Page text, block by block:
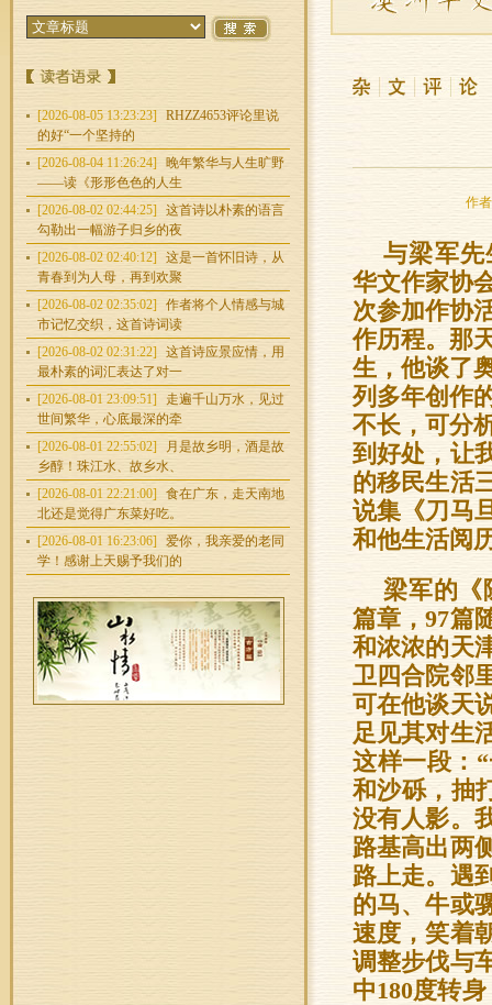
[2026-08-05 13:23:23]
RHZZ4653评论里说
的好“一个坚持的
[2026-08-04 11:26:24]
晚年繁华与人生旷野
——读《形形色色的人生
[2026-08-02 02:44:25]
这首诗以朴素的语言
勾勒出一幅游子归乡的夜
[2026-08-02 02:40:12]
这是一首怀旧诗，从
青春到为人母，再到欢聚
[2026-08-02 02:35:02]
作者将个人情感与城
市记忆交织，这首诗词读
[2026-08-02 02:31:22]
这首诗应景应情，用
最朴素的词汇表达了对一
[2026-08-01 23:09:51]
走遍千山万水，见过
世间繁华，心底最深的牵
[2026-08-01 22:55:02]
月是故乡明，酒是故
乡醇！珠江水、故乡水、
[2026-08-01 22:21:00]
食在广东，走天南地
北还是觉得广东菜好吃。
[2026-08-01 16:23:06]
爱你，我亲爱的老同
学！感谢上天赐予我们的
作
与梁军
华文作家协
次参加作协
作历程。那
生，他谈了
列多年创作
不长，可分
到好处，让
的移民生活
说集《刀马
和他生活阅
梁军的《
篇章，97篇
和浓浓的天
卫四合院邻
可在他谈天
足见其对生
这样一段：
和沙砾，抽
没有人影。
路基高出两
路上走。遇
的马、牛或
速度，笑着
调整步伐与
中180度转